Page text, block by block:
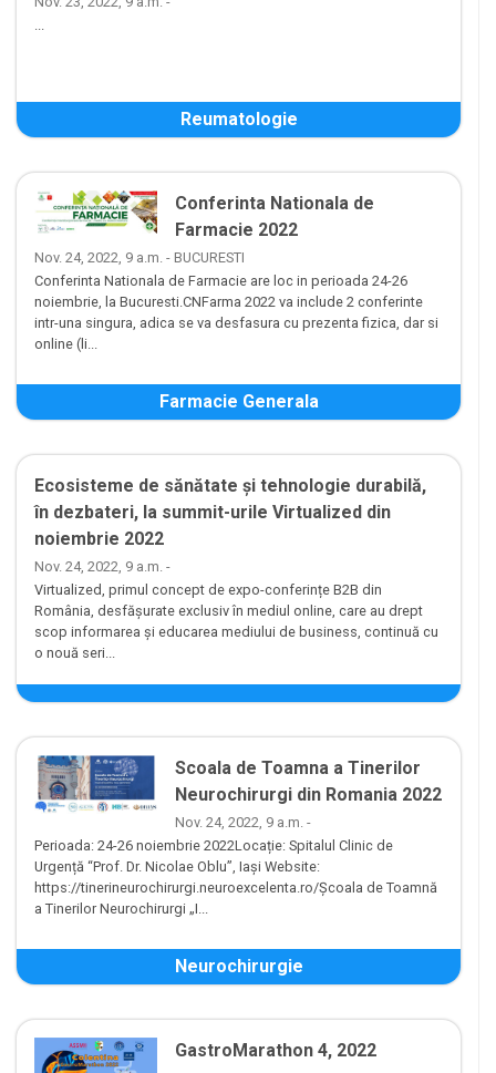
Reumatologie
Conferinta Nationala de
Farmacie 2022
Nov. 24, 2022, 9 a.m. - BUCURESTI
Conferinta Nationala de Farmacie are loc in perioada 24-26
noiembrie, la Bucuresti.CNFarma 2022 va include 2 conferinte
intr-una singura, adica se va desfasura cu prezenta fizica, dar si
online (li...
Farmacie Generala
Ecosisteme de sănătate și tehnologie durabilă,
în dezbateri, la summit-urile Virtualized din
noiembrie 2022
Nov. 24, 2022, 9 a.m. -
Virtualized, primul concept de expo-conferințe B2B din
România, desfășurate exclusiv în mediul online, care au drept
scop informarea și educarea mediului de business, continuă cu
o nouă seri...
Scoala de Toamna a Tinerilor
Neurochirurgi din Romania 2022
Nov. 24, 2022, 9 a.m. -
Perioada: 24-26 noiembrie 2022Locație: Spitalul Clinic de
Urgență “Prof. Dr. Nicolae Oblu”, Iași Website:
https://tinerineurochirurgi.neuroexcelenta.ro/Școala de Toamnă
a Tinerilor Neurochirurgi „I...
Neurochirurgie
GastroMarathon 4, 2022